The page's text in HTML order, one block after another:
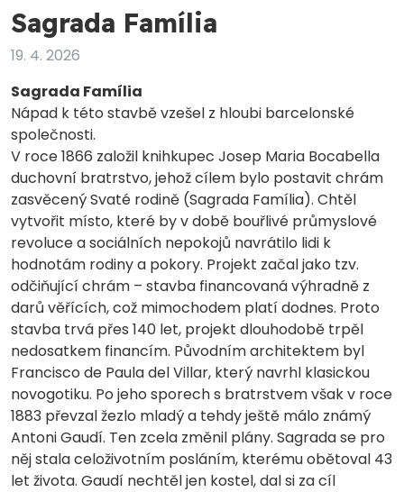
Sagrada Família
19. 4. 2026
Sagrada Família
Nápad k této stavbě vzešel z hloubi barcelonské
společnosti.
V roce 1866 založil knihkupec Josep Maria Bocabella
duchovní bratrstvo, jehož cílem bylo postavit chrám
zasvěcený Svaté rodině (Sagrada Família). Chtěl
vytvořit místo, které by v době bouřlivé průmyslové
revoluce a sociálních nepokojů navrátilo lidi k
hodnotám rodiny a pokory. Projekt začal jako tzv.
odčiňující chrám – stavba financovaná výhradně z
darů věřících, což mimochodem platí dodnes. Proto
stavba trvá přes 140 let, projekt dlouhodobě trpěl
nedosatkem financím. Původním architektem byl
Francisco de Paula del Villar, který navrhl klasickou
novogotiku. Po jeho sporech s bratrstvem však v roce
1883 převzal žezlo mladý a tehdy ještě málo známý
Antoni Gaudí. Ten zcela změnil plány. Sagrada se pro
něj stala celoživotním posláním, kterému obětoval 43
let života. Gaudí nechtěl jen kostel, dal si za cíl